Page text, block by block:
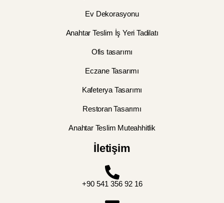
Ev Dekorasyonu
Anahtar Teslim İş Yeri Tadilatı
Ofis tasarımı
Eczane Tasarımı
Kafeterya Tasarımı
Restoran Tasarımı
Anahtar Teslim Muteahhitlik
İletişim
+90 541 356 92 16